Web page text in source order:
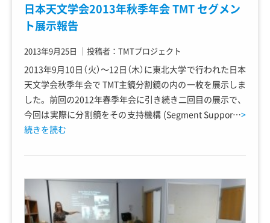
日本天文学会2013年秋季年会 TMT セグメン
ト展示報告
2013年9月25日 ｜ 投稿者：TMTプロジェクト
2013年9月10日（火）～12日（木）に東北大学で行われた日本
天文学会秋季年会で TMT主鏡分割鏡の内の一枚を展示しま
した。前回の2012年春季年会に引き続き二回目の展示で、
今回は実際に分割鏡をその支持機構 (Segment Suppor…>
続きを読む